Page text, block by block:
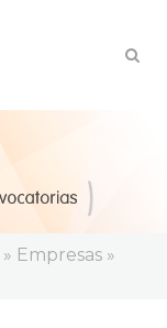
» Empresas »